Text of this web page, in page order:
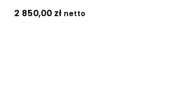
2 850,00 zł netto